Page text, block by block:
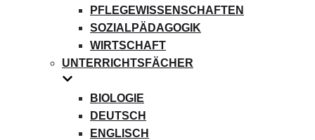
PFLEGEWISSENSCHAFTEN
SOZIALPÄDAGOGIK
WIRTSCHAFT
UNTERRICHTSFÄCHER
BIOLOGIE
DEUTSCH
ENGLISCH